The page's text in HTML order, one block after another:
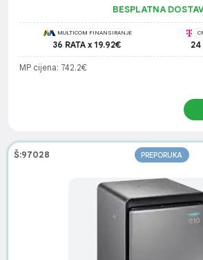
kvaliteta vazduha u realnom vremenu -
Bezprekidna dvosmerna glasovna
BESPLATNA
MULTICOM FINANSIRANJE
36 RATA x 19.92€ 24
MP cijena: 742.2€
Š:97028 PREPORUKA